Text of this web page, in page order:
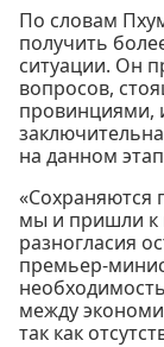
По словам
получить
ситуации. Он
вопросов,
провинциями,
на данном
«Сохраняются
мы и пришли к
разногласия
премьер-
между
так как